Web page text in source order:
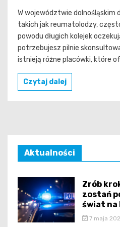
W województwie dolnośląskim
takich jak reumatolodzy,
powodu długich kolejek
potrzebujesz pilnie
istnieją różne placówki, które
Czytaj dalej
Aktualności
Zrób
zostań
świat na
7 maja